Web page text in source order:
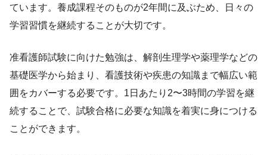
ています。養成課程そのものが2年間に及ぶため、日々の
学習習慣を継続することが大切です。
准看護師試験に向けた勉強は、解剖生理学や薬理学などの
基礎医学から始まり、看護技術や疾患の知識まで幅広い範
囲をカバーする必要です。1日あたり2〜3時間の学習を継
続することで、試験合格に必要な知識を着実に身につける
ことができます。